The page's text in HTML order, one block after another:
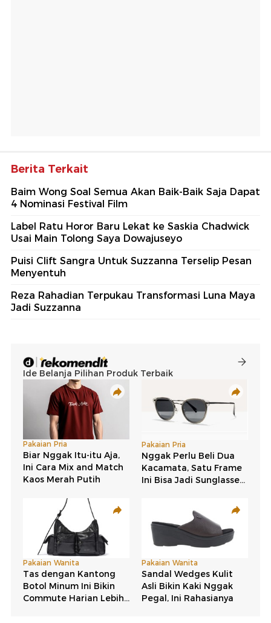
Baca juga:
5 Bintang
Hollywood
Berita Terkait
Baim Wong Soal Semua Akan Baik-Baik Saja Dapat
4 Nominasi Festival Film
Label Ratu Horor Baru Lekat ke Saskia Chadwick
Usai Main Tolong Saya Dowajuseyo
Puisi Clift Sangra Untuk Suzzanna Terselip Pesan
Menyentuh
Reza Rahadian Terpukau Transformasi Luna Maya
Jadi Suzzanna